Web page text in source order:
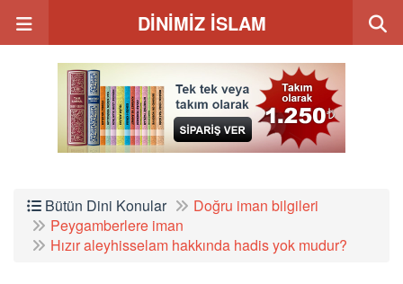
DİNİMİZ İSLAM
Bütün Dini Konular
Doğru iman bilgileri
Peygamberlere iman
Hızır aleyhisselam hakkında hadis yok mudur?